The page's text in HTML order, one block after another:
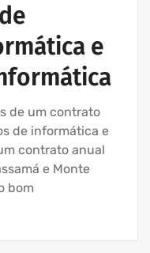
e
de um contrato
de informática e
contrato anual
e Monte
bom